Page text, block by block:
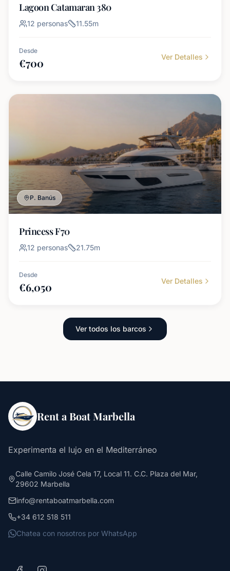
Lagoon Catamaran 380
12 personas 11.55m
Desde
€700 Ver Detalles
P. Banús
Princess F70
12 personas 21.75m
Desde
€6,050 Ver Detalles
Ver todos los barcos
Rent a Boat Marbella
Experimenta el lujo en el Mediterráneo
Calle Camilo José Cela 17, Local 11. C.C. Plaza del Mar,
29602 Marbella
info@rentaboatmarbella.com
+34 612 518 511
Chatea con nosotros por WhatsApp